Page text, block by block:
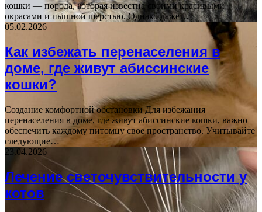
кошки — порода, которая известна своими красивыми
окрасами и пышной шерстью. Однако даже…
05.02.2026
Как избежать перенаселения в
доме, где живут абиссинские
кошки?
Создание комфортной обстановки Для избежания
перенаселения в доме, где живут абиссинские кошки, важно
обеспечить каждому питомцу свое пространство. Учитывайте
следующие…
23.04.2026
Лечение светочувствительности у
котов